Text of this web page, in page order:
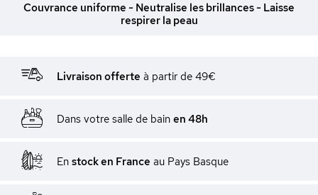
Couvrance uniforme - Neutralise les brillances - Laisse
respirer la peau
Livraison offerte à partir de 49€
Dans votre salle de bain en 48h
En stock en France au Pays Basque